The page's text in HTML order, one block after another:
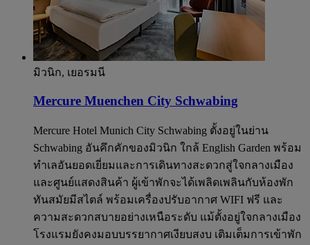
มิวนิก, เยอรมนี
Mercure Muenchen City Schwabing
Mercure Hotel Munich City Schwabing ตั้งอยู่ในย่าน
Schwabing อันคึกคักของมิวนิก ใกล้ English Garden พร้อม
ทำเลอันยอดเยี่ยมและการเดินทางสะดวกสู่ใจกลางเมือง
และศูนย์แสดงสินค้า ผู้เข้าพักจะได้เพลิดเพลินกับห้องพัก
ทันสมัยมีสไตล์ พร้อมเครื่องปรับอากาศ WIFI ฟรี และ
ความสะดวกสบายอย่างเหนือระดับ แม้ตั้งอยู่ใจกลางเมือง
โรงแรมยังคงมอบบรรยากาศเงียบสงบ เติมเต็มการเข้าพัก